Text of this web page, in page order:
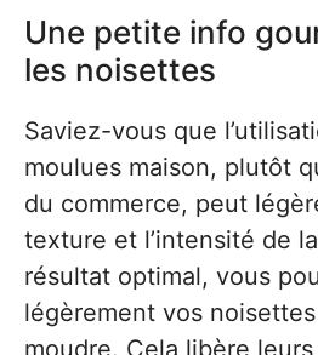
Une petite info
les noisettes
Saviez-vous que
moulues maison, plutôt
du commerce, peut
texture et l’intensité de
résultat optimal, vous
légèrement vos
moudre. Cela libère